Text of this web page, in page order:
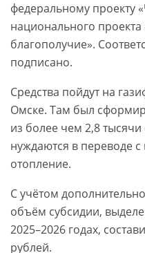
федеральному проекту
национального проекта
благополучие».
подписано.
Средства пойдут на
Омске. Там был
из более чем 2,8
нуждаются в переводе
отопление.
С учётом
объём субсидии,
2025–2026 годах,
рублей.